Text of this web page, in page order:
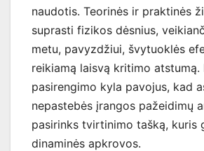
naudotis. Teorinės ir praktinės
suprasti fizikos dėsnius,
metu, pavyzdžiui, švytuoklės
reikiamą laisvą kritimo atstumą.
pasirengimo kyla pavojus, kad
nepastebės įrangos pažeidimų
pasirinks tvirtinimo tašką, kuris
dinaminės apkrovos.